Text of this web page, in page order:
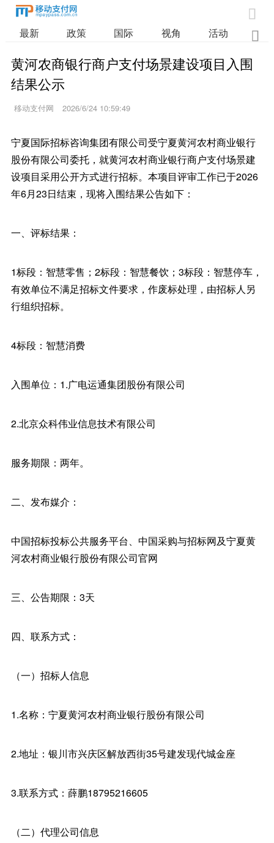

最新 政策 国际 视角 活动 业

黄河农商银行商户支付场景建设项目入围
结果公示
移动支付网 2026/6/24 10:59:49
宁夏国际招标咨询集团有限公司受宁夏黄河农村商业银行
股份有限公司委托，就黄河农村商业银行商户支付场景建
设项目采用公开方式进行招标。本项目评审工作已于2026
年6月23日结束，现将入围结果公告如下：
一、评标结果：
1标段：智慧零售；2标段：智慧餐饮；3标段：智慧停车，
有效单位不满足招标文件要求，作废标处理，由招标人另
行组织招标。
4标段：智慧消费
入围单位：1.广电运通集团股份有限公司
2.北京众科伟业信息技术有限公司
服务期限：两年。
二、发布媒介：
中国招标投标公共服务平台、中国采购与招标网及宁夏黄
河农村商业银行股份有限公司官网
三、公告期限：3天
四、联系方式：
（一）招标人信息
1.名称：宁夏黄河农村商业银行股份有限公司
2.地址：银川市兴庆区解放西街35号建发现代城金座
3.联系方式：薛鹏18795216605
（二）代理公司信息